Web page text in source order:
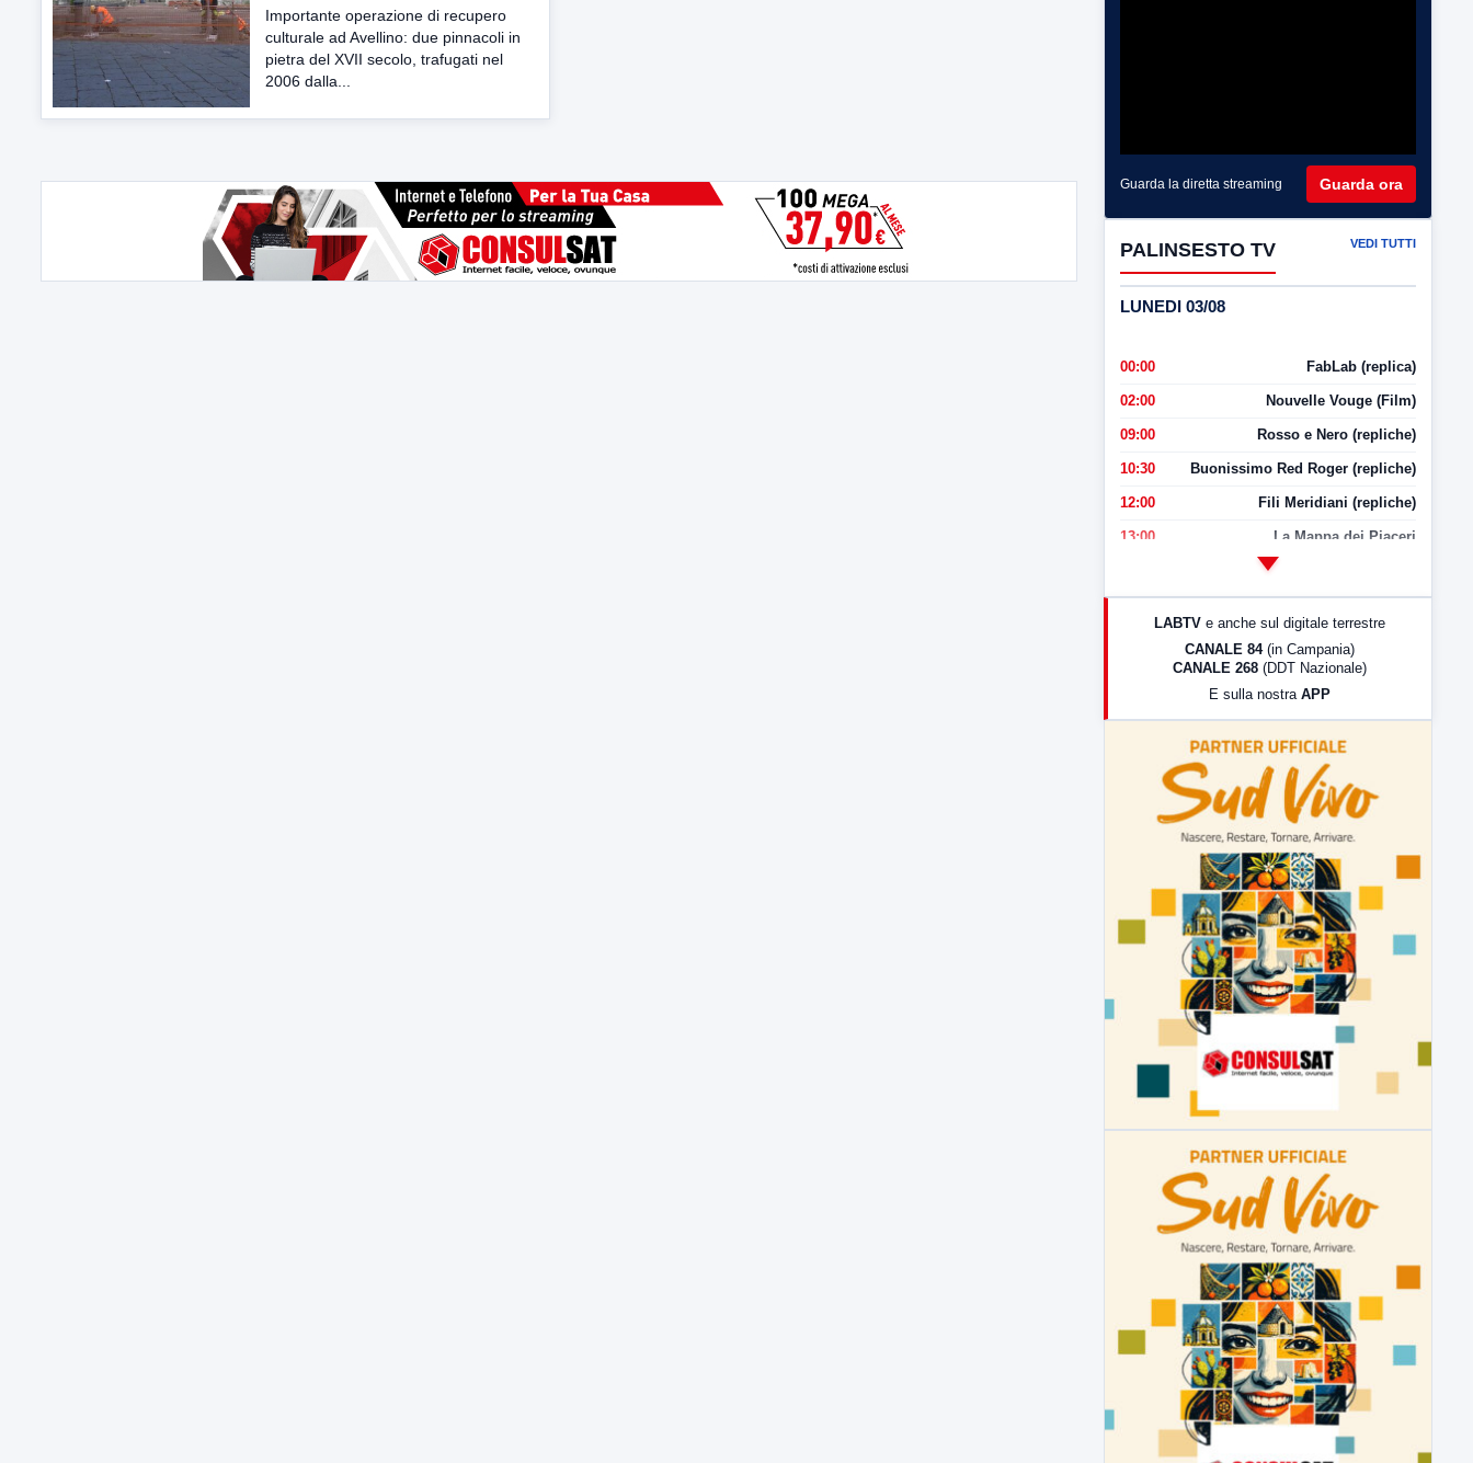
Importante operazione di recupero
culturale ad Avellino: due pinnacoli in
pietra del XVII secolo, trafugati nel
2006 dalla...
Guarda la diretta streaming Guarda ora
PALINSESTO TV VEDI TUTTI
LUNEDI 03/08
00:00 FabLab (replica)
02:00 Nouvelle Vouge (Film)
09:00 Rosso e Nero (repliche)
10:30 Buonissimo Red Roger (repliche)
12:00 Fili Meridiani (repliche)
13:00 La Mappa dei Piaceri
LabNews (Diretta)
LabNews (replica)
LABTV e anche sul digitale terrestre
CANALE 84 (in Campania)
CANALE 268 (DDT Nazionale)
E sulla nostra APP